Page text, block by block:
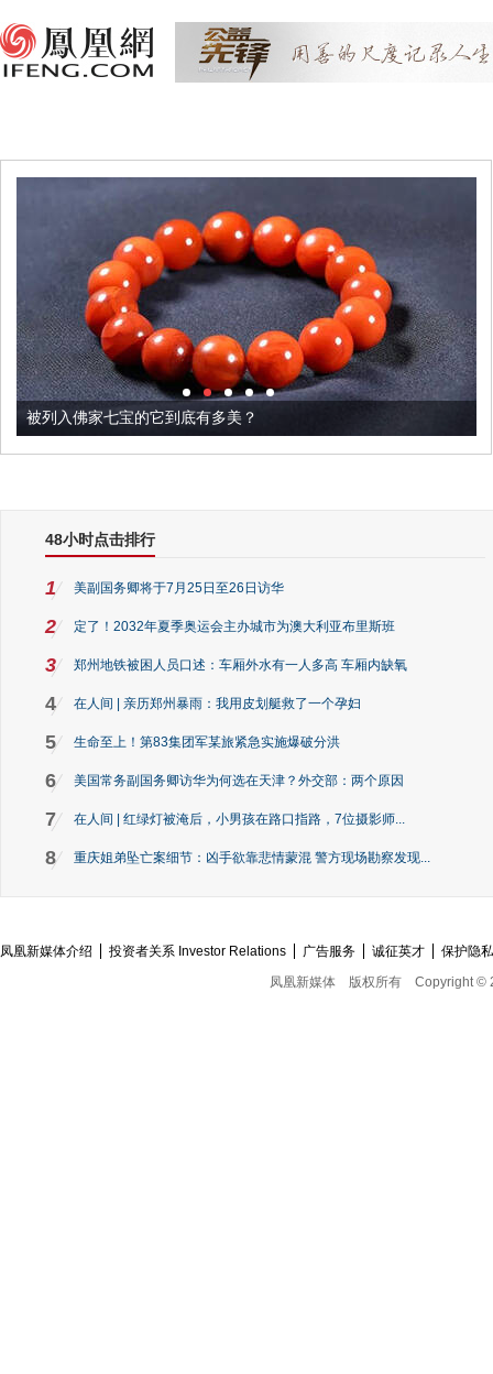
被列入佛家七宝的它到底有多美？
48小时点击排行
1 美副国务卿将于7月25日至26日访华
2 定了！2032年夏季奥运会主办城市为澳大利亚布里斯班
3 郑州地铁被困人员口述：车厢外水有一人多高 车厢内缺氧
4 在人间 | 亲历郑州暴雨：我用皮划艇救了一个孕妇
5 生命至上！第83集团军某旅紧急实施爆破分洪
6 美国常务副国务卿访华为何选在天津？外交部：两个原因
7 在人间 | 红绿灯被淹后，小男孩在路口指路，7位摄影师...
8 重庆姐弟坠亡案细节：凶手欲靠悲情蒙混 警方现场勘察发现...
凤凰新媒体介绍 投资者关系 Investor Relations 广告服务 诚征英才
保护隐
凤凰新媒体
版权所有 Copyright ©